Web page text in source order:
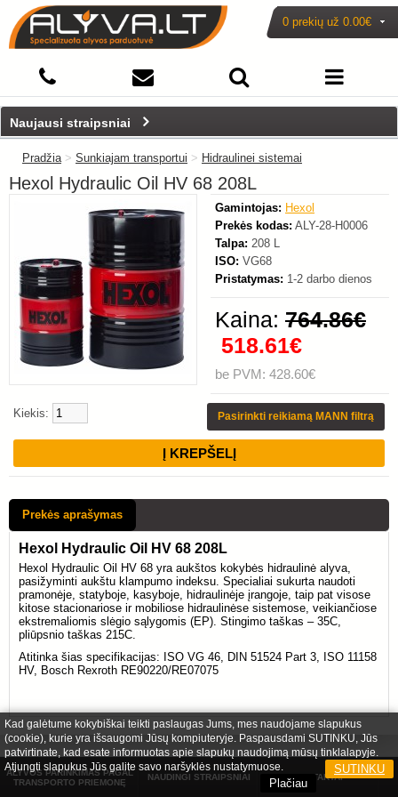
0 prekių už 0.00€
Naujausi straipsniai
Pradžia> Sunkiajam transportui > Hidraulinei sistemai
Hexol Hydraulic Oil HV 68 208L
-32%
Gamintojas: Hexol
Prekės kodas: ALY-28-H0006
Talpa: 208 L
ISO: VG68
Pristatymas: 1-2 darbo dienos
Kaina: 764.86€
518.61€
be PVM: 428.60€
Kiekis: Pasirinkti reikiamą MANN filtrą
Prekės aprašymas
Hexol Hydraulic Oil HV 68 208L
Hexol Hydraulic Oil HV 68 yra aukštos kokybės hidraulinė alyva,
pasižyminti aukštu klampumo indeksu. Specialiai sukurta naudoti
pramonėje, statyboje, kasyboje, hidraulinėje įrangoje, taip pat visose
kitose stacionariose ir mobiliose hidraulinėse sistemose, veikiančiose
ekstremaliomis slėgio sąlygomis (EP). Stingimo taškas – 35C,
pliūpsnio taškas 215C.
Atitinka šias specifikacijas: ISO VG 46, DIN 51524 Part 3, ISO 11158
HV, Bosch Rexroth RE90220/RE07075
ALYVOS PARINKIMAS PAGAL
TRANSPORTO PRIEMONĘ
NAUDINGI STRAIPSNIAI KONTAKTAI
Kad galėtume kokybiškai teikti paslaugas Jums, mes naudojame slapukus
(cookie), kurie yra išsaugomi Jūsų kompiuteryje. Paspausdami SUTINKU, Jūs
patvirtinate, kad esate informuotas apie slapukų naudojimą mūsų tinklalapyje.
Atjungti slapukus Jūs galite savo naršyklės nustatymuose.
SUTINKU
Plačiau